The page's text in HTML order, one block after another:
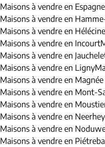
Maisons à vendre en Espagne
Maisons à vendre en
Maisons à vendre en Hélécine
Maisons à vendre en Incourt
Maisons à vendre en
Maisons à vendre en Ligny
Maisons à vendre en Magnée
Maisons à vendre en Mont-
Maisons à vendre en
Maisons à vendre en
Maisons à vendre en
Maisons à vendre en